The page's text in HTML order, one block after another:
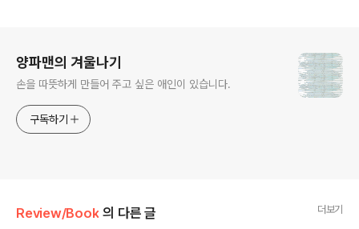
양파맨의 겨울나기
손을 따뜻하게 만들어 주고 싶은 애인이 있습니다.
구독하기
Review/Book 의 다른 글 더보기